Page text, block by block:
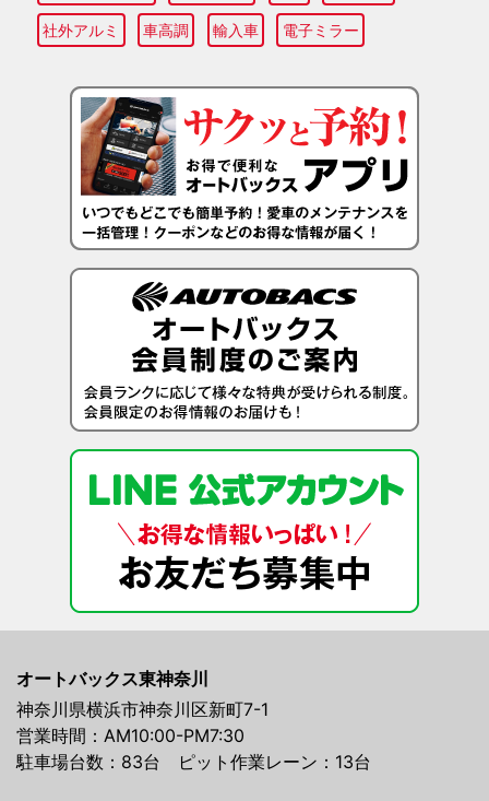
社外アルミ 車高調 輸入車 電子ミラー
オートバックス東神奈川
神奈川県横浜市神奈川区新町7-1
営業時間：AM10:00-PM7:30
駐車場台数：83台 ピット作業レーン：13台